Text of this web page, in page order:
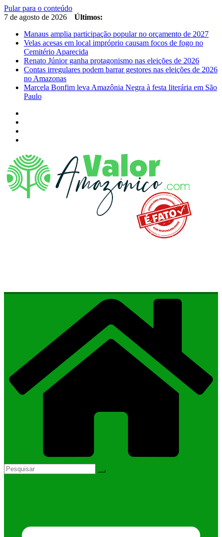
Pular para o conteúdo
7 de agosto de 2026
Últimos:
Manaus amplia participação popular no orçamento de 2027
Velas acesas em local impróprio causam focos de fogo no
Cemitério Aparecida
Renato Júnior ganha protagonismo nas eleições de 2026
Contas irregulares podem barrar gestores nas eleições de 2026
no Amazonas
Marcela Bonfim leva Amazônia Negra à festa literária em São
Paulo